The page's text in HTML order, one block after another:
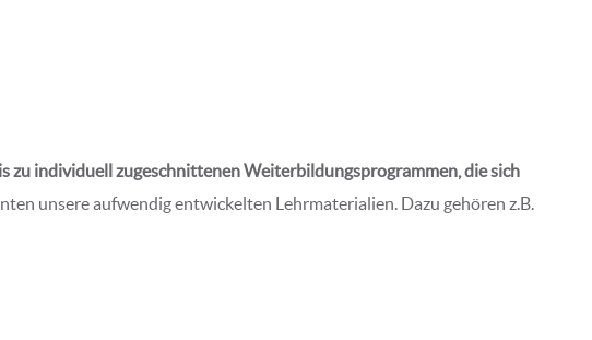
zu individuell zugeschnittenen Weiterbildungsprogrammen, die sich
unsere aufwendig entwickelten Lehrmaterialien. Dazu gehören z.B.